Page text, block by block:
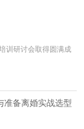
训研讨会取得圆满成
准备离婚实战选型